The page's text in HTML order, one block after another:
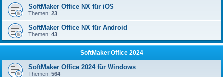
SoftMaker Office NX für iOS
Themen: 23
SoftMaker Office NX für Android
Themen: 43
SoftMaker Office 2024
SoftMaker Office 2024 für Windows
Themen: 564